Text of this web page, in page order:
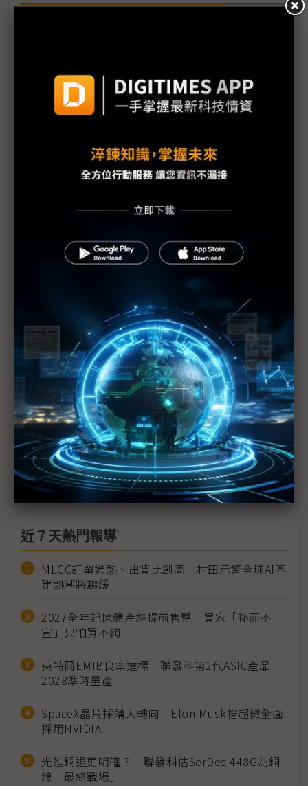
評析：便利是誘餌、數據是籌碼？ 高德地圖「零時
差」背後的隱私代價
（獨家）車用資安決戰倒數 2029年成供應鏈重組關
福斯攻略中國市場 搭載AI代理人強化智慧化競爭力
汽車變身資料中心車用資安地位上升 網路安全成最
終生死裁判
全球車用資安法規收緊 中國車廠出海面臨合規壓力
Google深化歐洲車廠合作 由IVI延伸整車開發、強
化軟體主導權
裕隆下放數位主導權 AI文化滲透實現韌性升級
中華車剖析商用車轉型四大關鍵 聯手勤威打造智慧
交通國家隊
從座艙運算到充電基設 金仁寶整合集團資源搶進智
慧移動市場
近７天熱門報導
MLCC訂單過熱、出貨比創高 村田示警全球AI基
建熱潮將趨緩
2027全年記憶體產能提前售罄 買家「祕而不
宣」只怕買不夠
英特爾EMIB良率達標 聯發科第2代ASIC產品
2028準時量產
SpaceX晶片採購大轉向 Elon Musk捨超微全面
採用NVIDIA
光進銅退更明確？ 聯發科估SerDes 448G為銅
線「最終戰場」